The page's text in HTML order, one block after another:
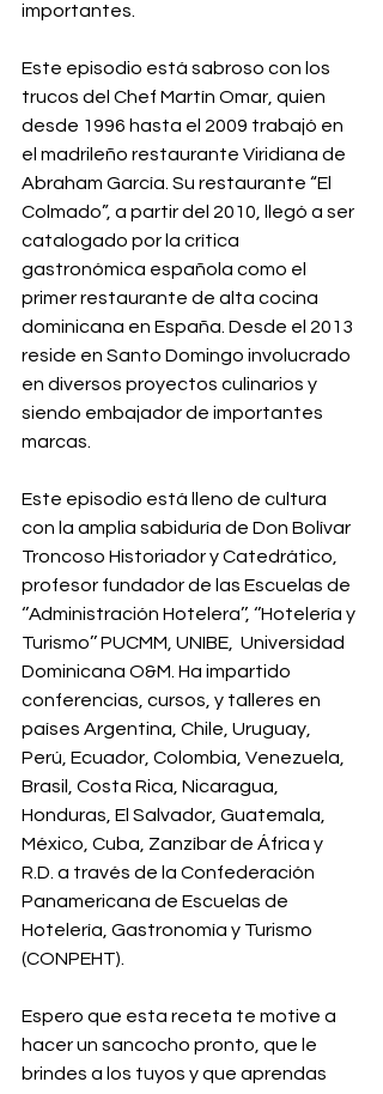
importantes.
Este episodio está sabroso con los
trucos del Chef Martín Omar, quien
desde 1996 hasta el 2009 trabajó en
el madrileño restaurante Viridiana de
Abraham García. Su restaurante “El
Colmado”, a partir del 2010, llegó a ser
catalogado por la crítica
gastronómica española como el
primer restaurante de alta cocina
dominicana en España. Desde el 2013
reside en Santo Domingo involucrado
en diversos proyectos culinarios y
siendo embajador de importantes
marcas.
Este episodio está lleno de cultura
con la amplia sabiduría de Don Bolívar
Troncoso Historiador y Catedrático,
profesor fundador de las Escuelas de
‘’Administración Hotelera’’, ‘’Hotelería y
Turismo’’ PUCMM, UNIBE,  Universidad
Dominicana O&M. Ha impartido
conferencias, cursos, y talleres en
países Argentina, Chile, Uruguay,
Perú, Ecuador, Colombia, Venezuela,
Brasil, Costa Rica, Nicaragua,
Honduras, El Salvador, Guatemala,
México, Cuba, Zanzíbar de África y
R.D. a través de la Confederación
Panamericana de Escuelas de
Hotelería, Gastronomía y Turismo
(CONPEHT).
Espero que esta receta te motive a
hacer un sancocho pronto, que le
brindes a los tuyos y que aprendas